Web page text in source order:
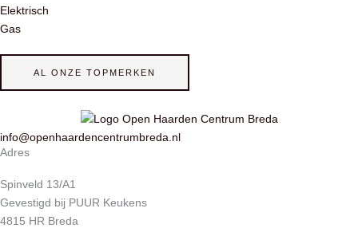
Elektrisch
Gas
AL ONZE TOPMERKEN
info@openhaardencentrumbreda.nl
Adres
Spinveld 13/A1
Gevestigd bij PUUR Keukens
4815 HR Breda